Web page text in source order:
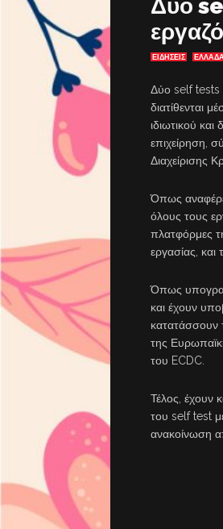
Δύο
ΕΙΔΗΣΕΙΣ ΕΛΛΑΔΑ
Δύο self tests
διατίθενται
ιδιωτικού
επιχείρηση,
Διαχείρισης
Όπως
όλους τους
πλατφόρμες
εργασίας,
Όπως
και έχουν
κατατάσσουν
της
του ECDC.
Τέλος, έχουν
του self test
ανακοίνωση